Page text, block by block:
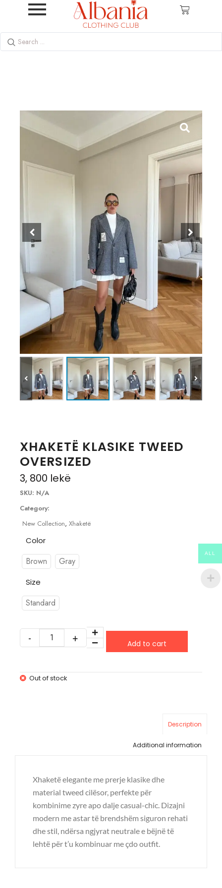
XHAKETË KLASIKE TWEED
OVERSIZED
3, 800 lekë
SKU: N/A
Category:
New Collection, Xhaketë
Color
Brown Gray
Size
Standard
Add to cart
Out of stock
Description
Additional information
Xhaketë elegante me prerje klasike dhe
material tweed cilësor, perfekte për
kombinime zyre apo dalje casual-chic. Dizajni
modern me astar të brendshëm siguron rehati
dhe stil, ndërsa ngjyrat neutrale e bëjnë të
lehtë për t’u kombinuar me çdo outfit.
ALL